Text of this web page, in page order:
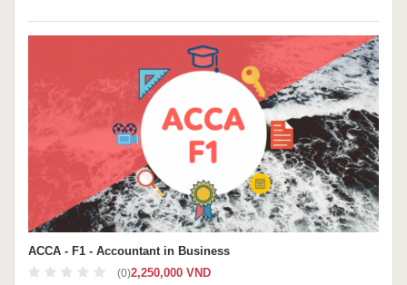
ACCA - F1 - Accountant in Business
(0)2,250,000 VND